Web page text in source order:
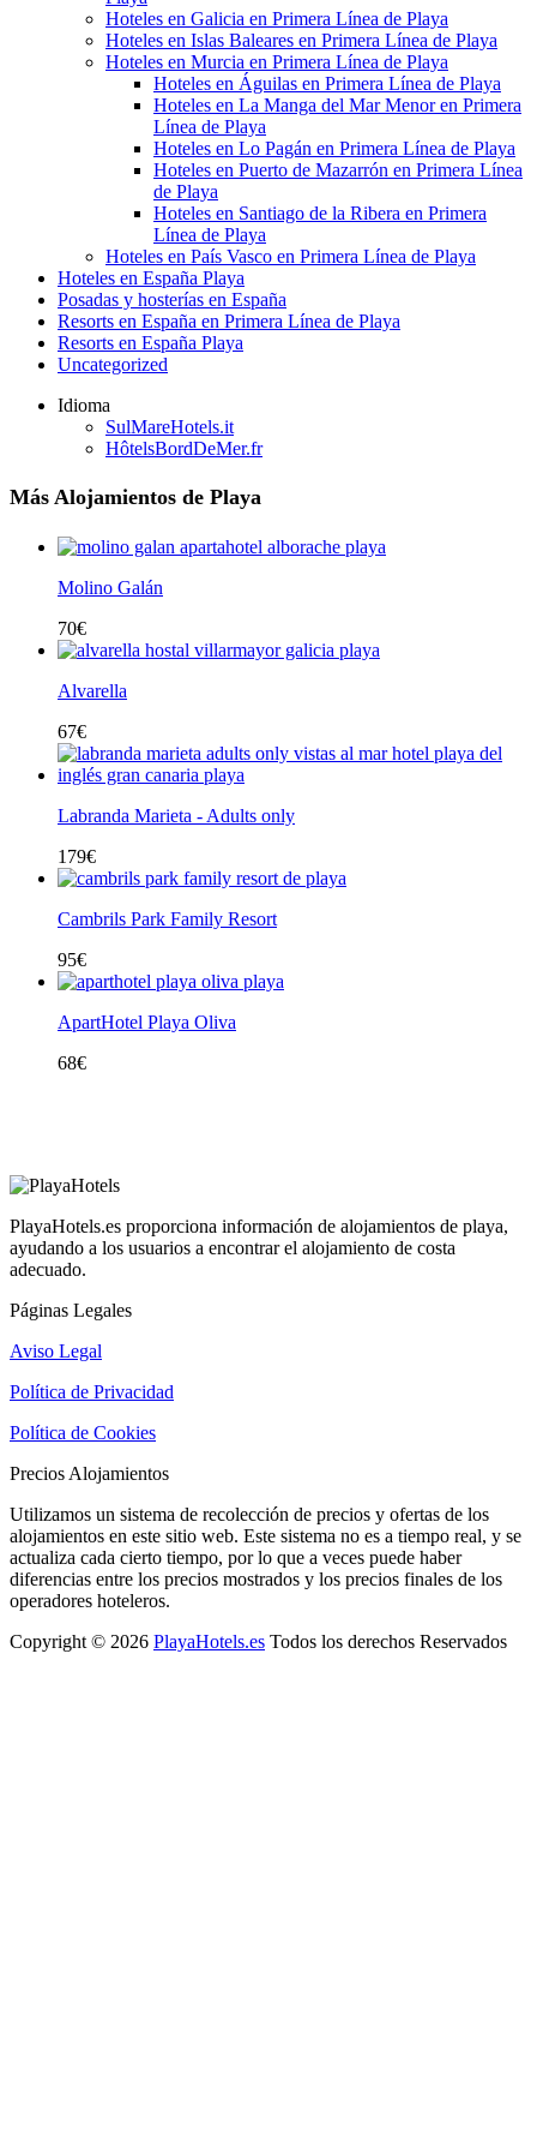
Hoteles en Galicia en Primera Línea de Playa
Hoteles en Islas Baleares en Primera Línea de Playa
Hoteles en Murcia en Primera Línea de Playa
Hoteles en Águilas en Primera Línea de Playa
Hoteles en La Manga del Mar Menor en Primera
Línea de Playa
Hoteles en Lo Pagán en Primera Línea de Playa
Hoteles en Puerto de Mazarrón en Primera Línea
de Playa
Hoteles en Santiago de la Ribera en Primera
Línea de Playa
Hoteles en País Vasco en Primera Línea de Playa
Hoteles en España Playa
Posadas y hosterías en España
Resorts en España en Primera Línea de Playa
Resorts en España Playa
Uncategorized
Idioma
SulMareHotels.it
HôtelsBordDeMer.fr
Más Alojamientos de Playa
Molino Galán
70€
Alvarella
67€
Labranda Marieta - Adults only
179€
Cambrils Park Family Resort
95€
ApartHotel Playa Oliva
68€
PlayaHotels.es proporciona información de alojamientos de playa,
ayudando a los usuarios a encontrar el alojamiento de costa
adecuado.
Páginas Legales
Aviso Legal
Política de Privacidad
Política de Cookies
Precios Alojamientos
Utilizamos un sistema de recolección de precios y ofertas de los
alojamientos en este sitio web. Este sistema no es a tiempo real, y se
actualiza cada cierto tiempo, por lo que a veces puede haber
diferencias entre los precios mostrados y los precios finales de los
operadores hoteleros.
Copyright © 2026 PlayaHotels.es Todos los derechos Reservados